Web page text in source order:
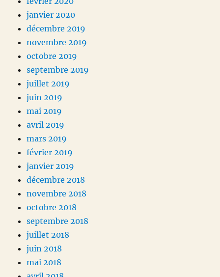
janvier 2020
décembre 2019
novembre 2019
octobre 2019
septembre 2019
juillet 2019
juin 2019
mai 2019
avril 2019
mars 2019
février 2019
janvier 2019
décembre 2018
novembre 2018
octobre 2018
septembre 2018
juillet 2018
juin 2018
mai 2018